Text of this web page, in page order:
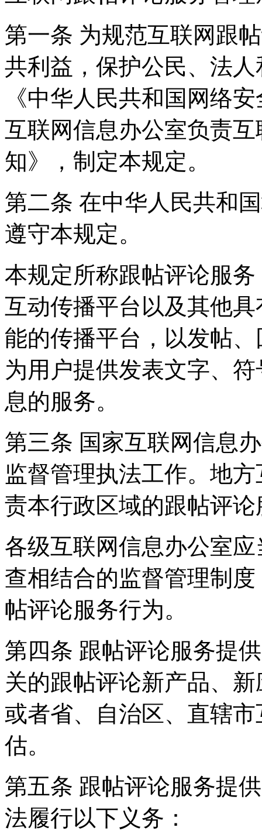
第一条 为规范互联网跟
共利益，保护公民、法
《中华人民共和国网络
互联网信息办公室负责
知》，制定本规定。
第二条 在中华人民共和
遵守本规定。
本规定所称跟帖评论服
互动传播平台以及其他
能的传播平台，以发帖
为用户提供发表文字、
息的服务。
第三条 国家互联网信息
监督管理执法工作。地
责本行政区域的跟帖评
各级互联网信息办公室
查相结合的监督管理制
帖评论服务行为。
第四条 跟帖评论服务提
关的跟帖评论新产品、
或者省、自治区、直辖
估。
第五条 跟帖评论服务提
法履行以下义务：